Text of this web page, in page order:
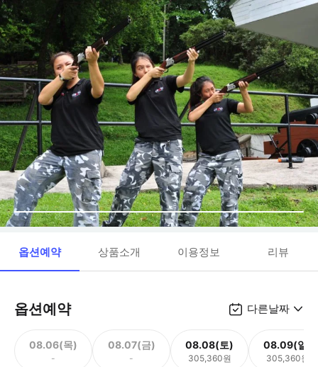
옵션예약 상품소개 이용정보 리뷰
옵션예약 다른날짜
08.06(목)
-
08.07(금)
-
08.08(토)
305,360원
08.09(일)
305,360원